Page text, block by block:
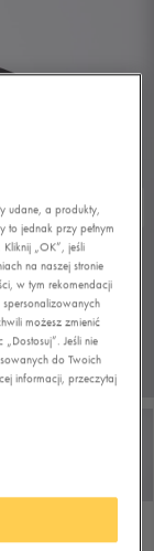
1/5
udane, a produkty,
jednak przy pełnym
„OK”, jeśli
na naszej stronie
w tym rekomendacji
możesz zmienić
Jeśli nie
do Twoich
informacji, przeczytaj